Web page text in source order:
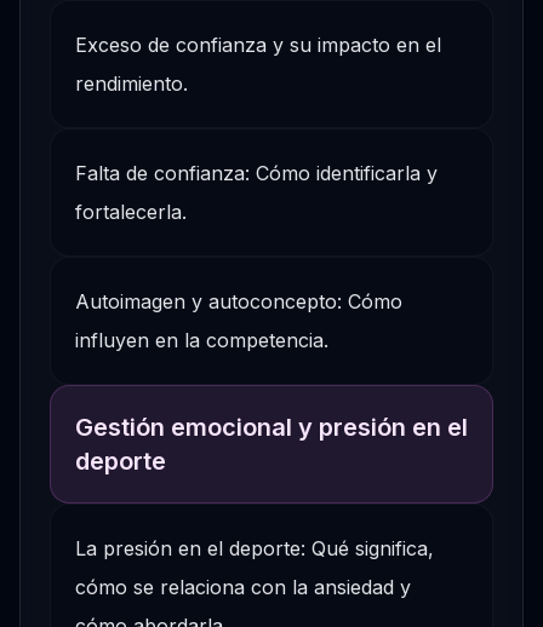
Exceso de confianza y su impacto en el
rendimiento.
Falta de confianza: Cómo identificarla y
fortalecerla.
Autoimagen y autoconcepto: Cómo
influyen en la competencia.
Gestión emocional y presión en el
deporte
La presión en el deporte: Qué significa,
cómo se relaciona con la ansiedad y